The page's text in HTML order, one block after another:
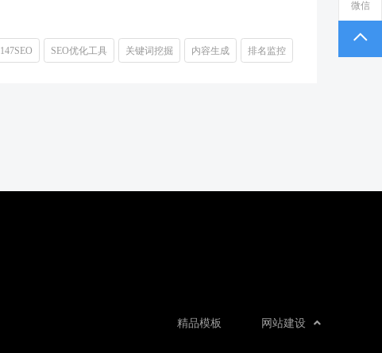
147SEO SEO优化工具 关键词挖掘 内容生成 排名监控
网站建设
精品模板
微信